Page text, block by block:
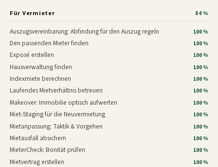
Für Vermieter 84 %
Auszugsvereinbarung: Abfindung für den Auszug regeln 100 %
Den passenden Mieter finden 100 %
Exposé erstellen 100 %
Hausverwaltung finden 100 %
Indexmiete berechnen 100 %
Laufendes Mietverhältnis betreuen 100 %
Makeover: Immobilie optisch aufwerten 100 %
Miet-Staging für die Neuvermietung 100 %
Mietanpassung: Taktik & Vorgehen 100 %
Mietausfall absichern 100 %
MieterCheck: Bonität prüfen 100 %
Mietvertrag erstellen 100 %